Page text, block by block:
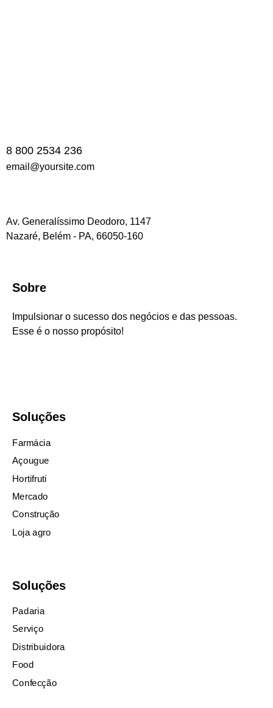
8 800 2534 236
email@yoursite.com
Av. Generalíssimo Deodoro, 1147
Nazaré, Belém - PA, 66050-160
Sobre
Impulsionar o sucesso dos negócios e das pessoas.
Esse é o nosso propósito!
Soluções
Farmácia
Açougue
Hortifruti
Mercado
Construção
Loja agro
Soluções
Padaria
Serviço
Distribuidora
Food
Confecção